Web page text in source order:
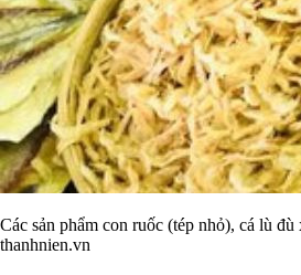
Các sản phẩm con ruốc (tép nhỏ), cá lù
thanhnien.vn